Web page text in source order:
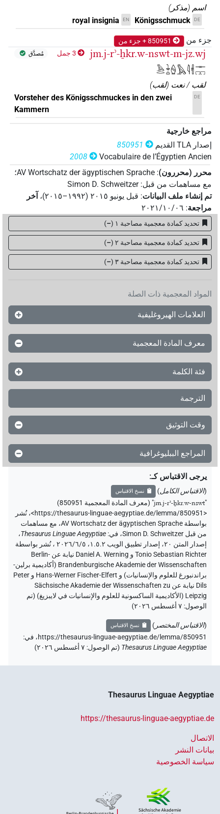
اسم (مذكر)
DE
Königsschmuck
EN
royal insignia
جزء من 850951 + جزء من
jm.j-rʾ-ẖkr.w-nswt-m-jz.wj
𓅓𓂋𓇓𓏏𓐭𓅓𓇋𓇩𓊃𓉐𓉐
3 جمل مُصدَّق
لقب / نعت (لقب)
DE
Vorsteher des Königsschmuckes in den zwei
Kammern
مراجع خارجية
إصدار‏ ‏TLA‏ القديم
850951
Vocabulaire de l’Égyptien Ancien
2008
محرر (محررون):
AV Wortschatz der ägyptischen Sprache؛
مع مساهمات من قبل:
Simon D. Schweitzer
تم إنشاء ملف البيانات: قبل يونيو ۲۰۱٥ (۱۹۹۲–۲۰۱٥) ، آخر
مراجعة: ٢٠٢١/١٠/٠٦
تحديد كمادة معجمية مصاحبة ١ –
)
تحديد كمادة معجمية مصاحبة ٢ –
)
تحديد كمادة معجمية مصاحبة ۳ –
)
المواد المعجمية ذات الصلة
العلامات الهيروغليفية
معرف المادة المعجمية
فئة الكلمة
الترجمة
وقت التوثيق
المراجع الببليوغرافية
يرجى الاقتباس كـ:
(الاقتباس الكامل) نسخ الاقتباس
"
jm.j-rʾ-ẖkr.w-nswt
"
(معرف المادة المعجمية 850951)
<https://thesaurus-linguae-aegyptiae.de/lemma/850951>
،نُشر
بواسطة AV Wortschatz der ägyptischen Sprache
، مع مساهمات
من قبل Simon D. Schweitzer، في:
Thesaurus Linguae Aegyptiae،
إصدار المتن ٢٠، إصدار تطبيق الويب ۱.٥.٢، ٢٠٢٦/٦/٥ ، نُشر بواسطة
Tonio Sebastian Richter و Daniel A. Werning نيابة عن Berlin-
Brandenburgische Akademie der Wissenschaften (أكاديمية برلين-
براندنبورغ للعلوم والإنسانيات) و Hans-Werner Fischer-Elfert و Peter
Dils نيابة عن Sächsische Akademie der Wissenschaften zu
Leipzig (الأكاديمية الساكسونية للعلوم والإنسانيات في لايبزيغ) (تم
الوصول: ٧ أغسطس ٢٠٢٦ )
(الاقتباس المختصر ) نسخ الاقتباس
https://thesaurus-linguae-aegyptiae.de/lemma/850951، في:
Thesaurus Linguae Aegyptiae
(تم الوصول: ٧ أغسطس ٢٠٢٦ )
Thesaurus Linguae Aegyptiae
https://thesaurus-linguae-aegyptiae.de
الاتصال
بيانات النشر
سياسة الخصوصية